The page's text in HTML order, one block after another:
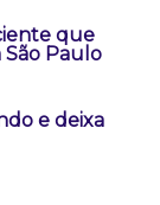
que
São Paulo
e deixa